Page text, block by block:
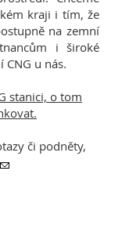
kraji i tím, že
na zemní
i široké
u nás.
stanici, o tom
či podněty,